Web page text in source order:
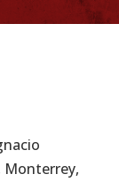
Monterrey,